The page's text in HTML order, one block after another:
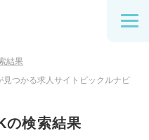
結果
つかる求人サイトピックルナビ
の検索結果